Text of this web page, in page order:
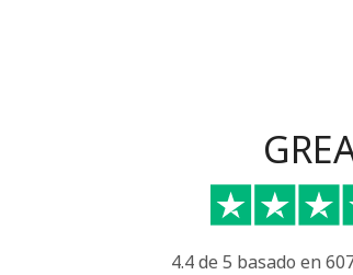
4.4 de 5 basado en